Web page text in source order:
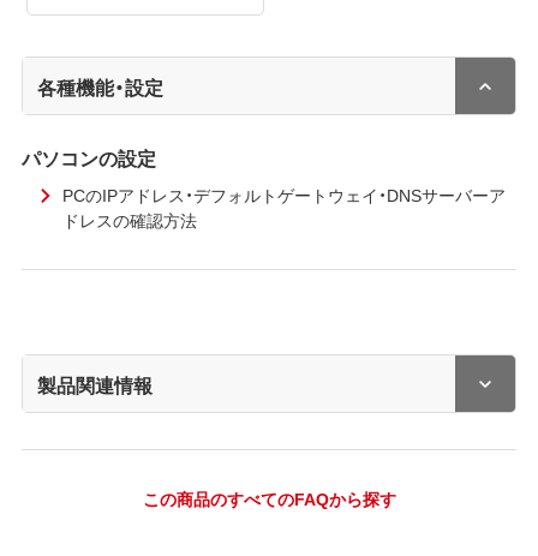
各種機能・設定
パソコンの設定
PCのIPアドレス・デフォルトゲートウェイ・DNSサーバーア
ドレスの確認方法
製品関連情報
この商品のすべてのFAQから探す